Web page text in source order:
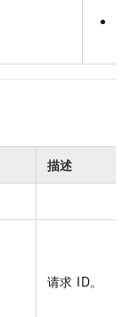
描述
请求 ID。